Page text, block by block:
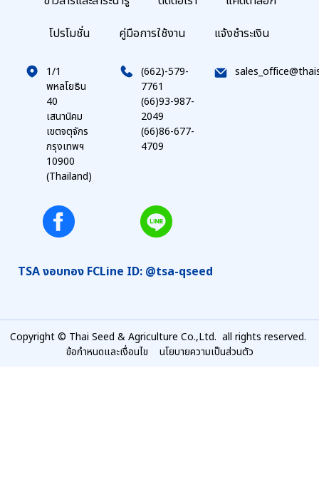
โปรโมชั่น
คู่มือการใช้งาน แจ้งชำระเงิน
1/1
พหลโยธิน
40
เสนานิคม
เขตจตุจักร
กรุงเทพฯ
10900
(Thailand)
(662)-579-
7761
(66)93-987-
2049
(66)86-677-
4709
TSA งอบทอง FCLine ID: @tsa-qseed
Copyright © Thai Seed & Agriculture Co.,Ltd. all rights reserved.
ข้อกำหนดและเงื่อนไข
นโยบายความเป็นส่วนตัว